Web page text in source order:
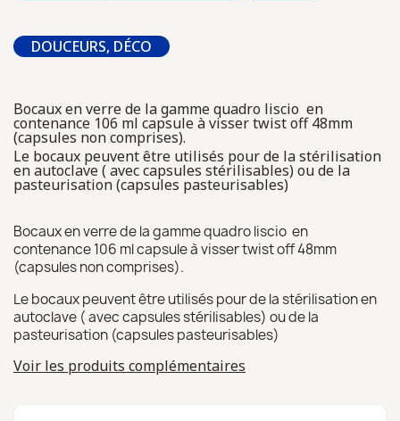
DOUCEURS, DÉCO
Bocaux en verre de la gamme quadro liscio en
contenance 106 ml capsule à visser twist off 48mm
(capsules non comprises).
Le bocaux peuvent être utilisés pour de la stérilisation
en autoclave ( avec capsules stérilisables) ou de la
pasteurisation (capsules pasteurisables)
Bocaux en verre de la gamme quadro liscio en
contenance 106 ml capsule à visser twist off 48mm
(capsules non comprises).
Le bocaux peuvent être utilisés pour de la stérilisation en
autoclave ( avec capsules stérilisables) ou de la
pasteurisation (capsules pasteurisables)
Voir les produits complémentaires